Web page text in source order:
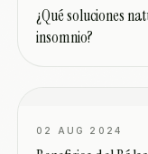
¿Qué soluciones
insomnio?
02 AUG 2024